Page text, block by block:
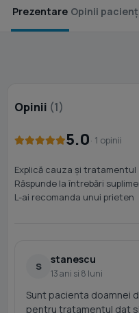
Prezentare Opinii
Opinii (1)
5.0· 1 opinii
Explică cauza și tratamentul
Răspunde la întrebări
L-ai recomanda unui prieten
S
stanescu
13 ani si 8 luni
Sunt pacienta doamnei
pentru tratamentul dat